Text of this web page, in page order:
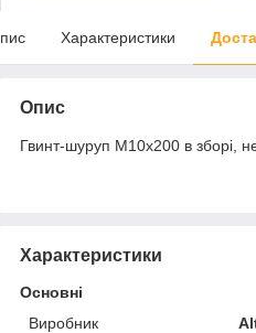
Характеристики
Опис
Гвинт-шуруп М10х200 в зборі,
Характеристики
Основні
Виробник